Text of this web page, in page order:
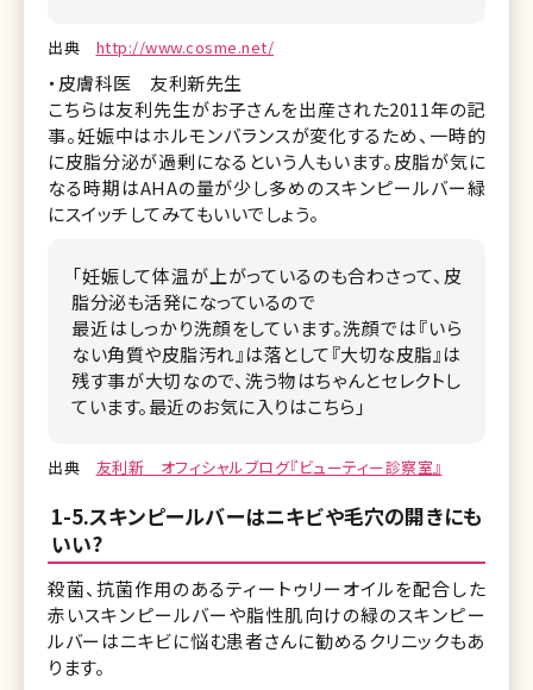
出典 http://www.cosme.net/
・皮膚科医 友利新先生
こちらは友利先生がお子さんを出産された2011年の記
事。妊娠中はホルモンバランスが変化するため、一時的
に皮脂分泌が過剰になるという人もいます。皮脂が気に
なる時期はAHAの量が少し多めのスキンピールバー緑
にスイッチしてみてもいいでしょう。
「妊娠して体温が上がっているのも合わさって、皮
脂分泌も活発になっているので
最近はしっかり洗顔をしています。洗顔では『いら
ない角質や皮脂汚れ』は落として『大切な皮脂』は
残す事が大切なので、洗う物はちゃんとセレクトし
ています。最近のお気に入りはこちら」
出典 友利新 オフィシャルブログ『ビューティー診察室』
1-5.スキンピールバーはニキビや毛穴の開きにも
いい?
殺菌、抗菌作用のあるティートゥリーオイルを配合した
赤いスキンピールバーや脂性肌向けの緑のスキンピー
ルバーはニキビに悩む患者さんに勧めるクリニックもあ
ります。